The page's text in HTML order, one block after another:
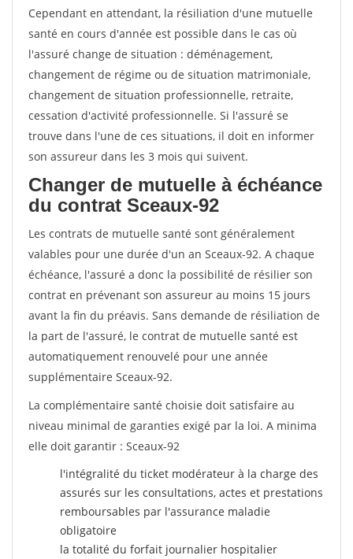
Cependant en attendant, la résiliation d'une mutuelle
santé en cours d'année est possible dans le cas où
l'assuré change de situation : déménagement,
changement de régime ou de situation matrimoniale,
changement de situation professionnelle, retraite,
cessation d'activité professionnelle. Si l'assuré se
trouve dans l'une de ces situations, il doit en informer
son assureur dans les 3 mois qui suivent.
Changer de mutuelle à échéance
du contrat Sceaux-92
Les contrats de mutuelle santé sont généralement
valables pour une durée d'un an Sceaux-92. A chaque
échéance, l'assuré a donc la possibilité de résilier son
contrat en prévenant son assureur au moins 15 jours
avant la fin du préavis. Sans demande de résiliation de
la part de l'assuré, le contrat de mutuelle santé est
automatiquement renouvelé pour une année
supplémentaire Sceaux-92.
La complémentaire santé choisie doit satisfaire au
niveau minimal de garanties exigé par la loi. A minima
elle doit garantir : Sceaux-92
l'intégralité du ticket modérateur à la charge des
assurés sur les consultations, actes et prestations
remboursables par l'assurance maladie
obligatoire
la totalité du forfait journalier hospitalier